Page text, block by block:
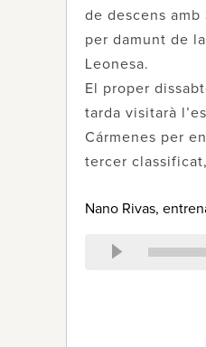
de descens amb
per damunt de
Leonesa.
El proper
tarda visitarà
Cármenes per
tercer
Nano Rivas,